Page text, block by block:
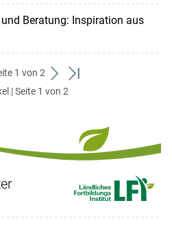
Beratung: Inspiration aus
1 von 2
weiter
zum
zum
| Seite 1 von 2